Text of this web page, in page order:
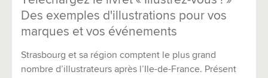
Des exemples d'illustrations pour vos
marques et vos événements
Strasbourg et sa région comptent le plus grand
nombre d’illustrateurs après l’Ile-de-France. Présent